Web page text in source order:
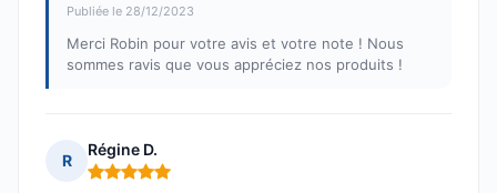
Publiée le 28/12/2023
Merci Robin pour votre avis et votre note ! Nous
sommes ravis que vous appréciez nos produits !
R
Régine D.
Note : 5 sur 5